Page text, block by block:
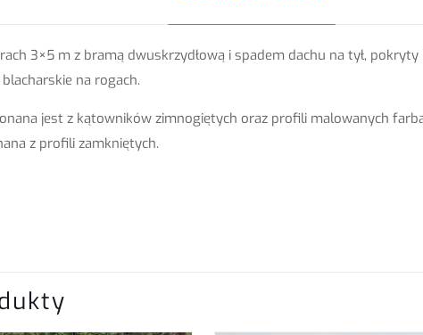
3×5 m z bramą dwuskrzydłową i spadem dachu na tył,
na rogach.
jest z kątowników zimnogiętych oraz profili malowanych
z profili zamkniętych.
obróbkami”